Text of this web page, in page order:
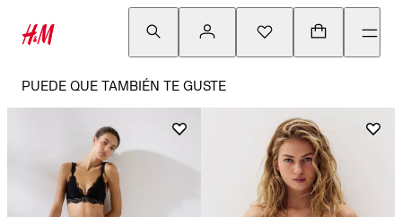
PUEDE QUE TAMBIÉN TE GUSTE